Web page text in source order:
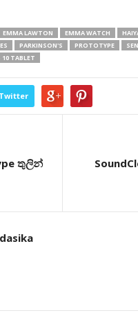
EMMA LAWTON EMMA WATCH
PARKINSON'S PROTOTYPE
TABLET
Twitter
තුලින්